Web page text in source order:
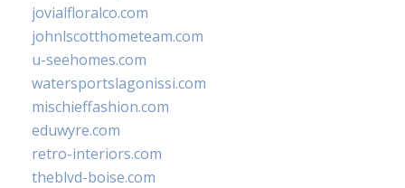
jovialfloralco.com
johnlscotthometeam.com
u-seehomes.com
watersportslagonissi.com
mischieffashion.com
eduwyre.com
retro-interiors.com
theblvd-boise.com